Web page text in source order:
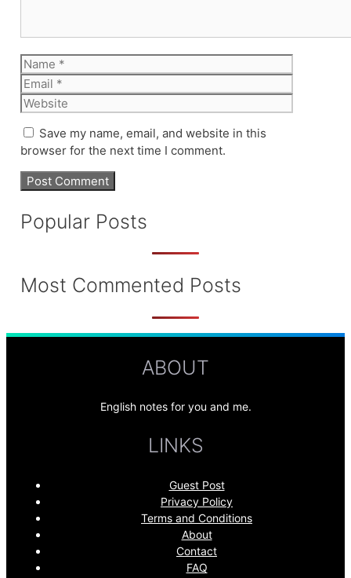
Name
Email
Website
Save my name, email, and website in this
browser for the next time I comment.
Popular Posts
Most Commented Posts
ABOUT
English notes for you and me.
LINKS
Guest Post
Privacy Policy
Terms and Conditions
About
Contact
FAQ